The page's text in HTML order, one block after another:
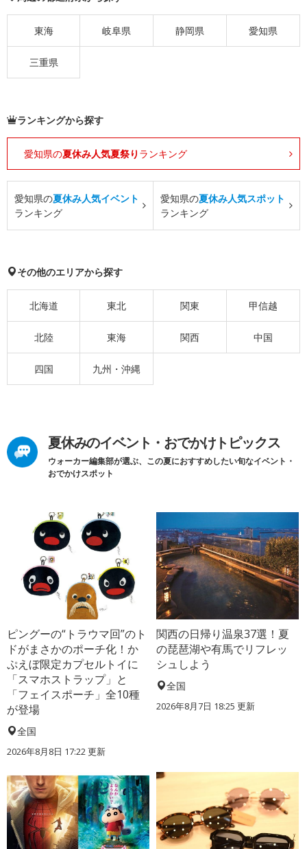
東海 岐阜県 静岡県 愛知県
三重県
ランキングから探す
愛知県の夏休み人気夏祭り ランキング
愛知県の夏休み人気イベント
ランキング
愛知県の夏休み人気スポット
ランキング
その他のエリアから探す
北海道 東北 関東 甲信越
北陸 東海 関西 中国
四国 九州・沖縄
夏休みのイベント・おでかけトピックス
ウォーカー編集部が選ぶ、この夏におすすめしたい旬なイベント・
おでかけスポット
ピングーの“トラウマ回”のト
ドがまさかのポーチ化！か
ぷえぼ限定カプセルトイに
「スマホストラップ」と
「フェイスポーチ」全10種
が登場
全国
2026年8月8日 17:22更新
関西の日帰り温泉37選！夏
の琵琶湖や有馬でリフレッ
シュしよう
全国
2026年8月7日 18:25 更新